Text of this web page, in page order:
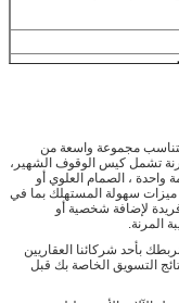
الحجم، لون الطباعة
وسيتم تقديم العرض
ونحن يمكن أن
، لكنرسوم العينة
لتناسب مجموعة واسعة من
تشمل كيس الوقوف الشهير،
، الصمام العلوي أو
ميزات سهولة المستهلك بما في
لإضافة شخصية أو
المرنة.
بأحد شركائنا العقاريين
التسويق الخاصة بك قبل